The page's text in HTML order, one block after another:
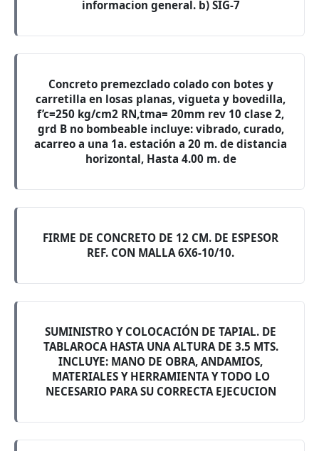
informacion general. b) SIG-7
Concreto premezclado colado con botes y
carretilla en losas planas, vigueta y bovedilla,
f’c=250 kg/cm2 RN,tma= 20mm rev 10 clase 2,
grd B no bombeable incluye: vibrado, curado,
acarreo a una 1a. estación a 20 m. de distancia
horizontal, Hasta 4.00 m. de
FIRME DE CONCRETO DE 12 CM. DE ESPESOR
REF. CON MALLA 6X6-10/10.
SUMINISTRO Y COLOCACIÓN DE TAPIAL. DE
TABLAROCA HASTA UNA ALTURA DE 3.5 MTS.
INCLUYE: MANO DE OBRA, ANDAMIOS,
MATERIALES Y HERRAMIENTA Y TODO LO
NECESARIO PARA SU CORRECTA EJECUCION